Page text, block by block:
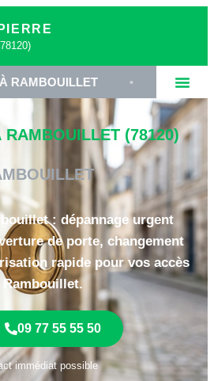
• OUVERTURE DE
RAMBOUILLET (78120)
: dépannage urgent
de porte, changement
rapide pour vos accès
Rambouillet.
09 77 55 55 50
immédiat possible